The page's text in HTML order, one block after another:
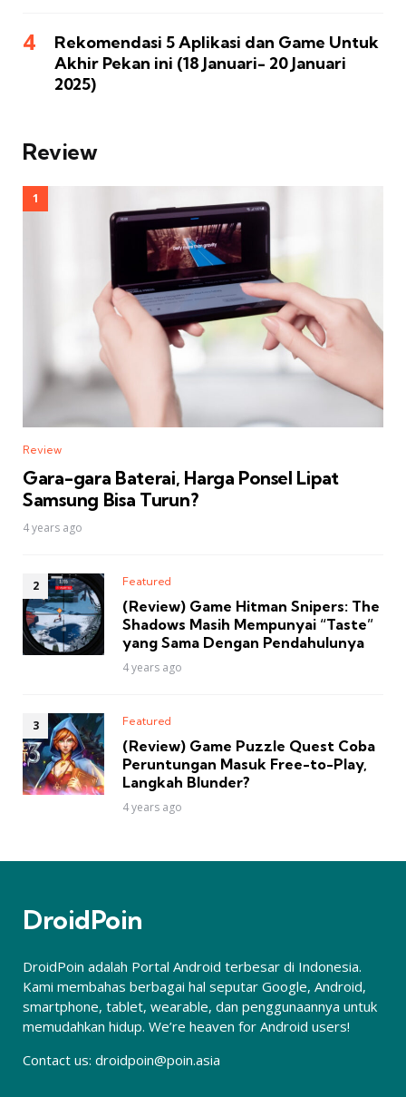
Rekomendasi 5 Aplikasi dan Game Untuk
Akhir Pekan ini (18 Januari- 20 Januari
2025)
Review
Review
Gara-gara Baterai, Harga Ponsel Lipat
Samsung Bisa Turun?
4 years ago
Featured
(Review) Game Hitman Snipers: The
Shadows Masih Mempunyai “Taste”
yang Sama Dengan Pendahulunya
4 years ago
Featured
(Review) Game Puzzle Quest Coba
Peruntungan Masuk Free-to-Play,
Langkah Blunder?
4 years ago
DroidPoin
DroidPoin adalah Portal Android terbesar di Indonesia.
Kami membahas berbagai hal seputar Google, Android,
smartphone, tablet, wearable, dan penggunaannya untuk
memudahkan hidup. We’re heaven for Android users!
Contact us: droidpoin@poin.asia